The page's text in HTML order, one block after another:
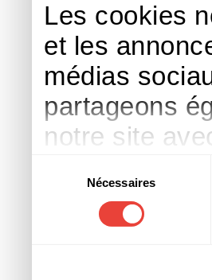
Les cookies
et les
médias
partageons
notre site
d'autres
ont
consentement
Nécessaires